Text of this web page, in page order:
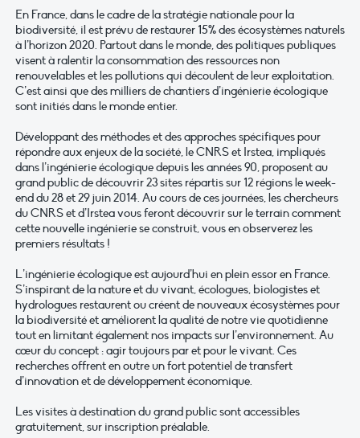
En France, dans le cadre de la stratégie nationale pour la
biodiversité, il est prévu de restaurer 15% des écosystèmes naturels
à l’horizon 2020. Partout dans le monde, des politiques publiques
visent à ralentir la consommation des ressources non
renouvelables et les pollutions qui découlent de leur exploitation.
C’est ainsi que des milliers de chantiers d’ingénierie écologique
sont initiés dans le monde entier.
Développant des méthodes et des approches spécifiques pour
répondre aux enjeux de la société, le CNRS et Irstea, impliqués
dans l’ingénierie écologique depuis les années 90, proposent au
grand public de découvrir 23 sites répartis sur 12 régions le week-
end du 28 et 29 juin 2014. Au cours de ces journées, les chercheurs
du CNRS et d’Irstea vous feront découvrir sur le terrain comment
cette nouvelle ingénierie se construit, vous en observerez les
premiers résultats !
L’ingénierie écologique est aujourd’hui en plein essor en France.
S’inspirant de la nature et du vivant, écologues, biologistes et
hydrologues restaurent ou créent de nouveaux écosystèmes pour
la biodiversité et améliorent la qualité de notre vie quotidienne
tout en limitant également nos impacts sur l’environnement. Au
cœur du concept : agir toujours par et pour le vivant. Ces
recherches offrent en outre un fort potentiel de transfert
d’innovation et de développement économique.
Les visites à destination du grand public sont accessibles
gratuitement, sur inscription préalable.